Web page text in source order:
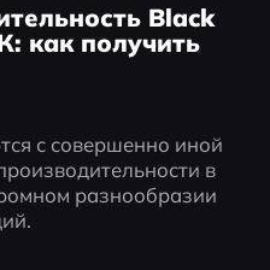
Black
как получить
с совершенно иной
в
разнообразии